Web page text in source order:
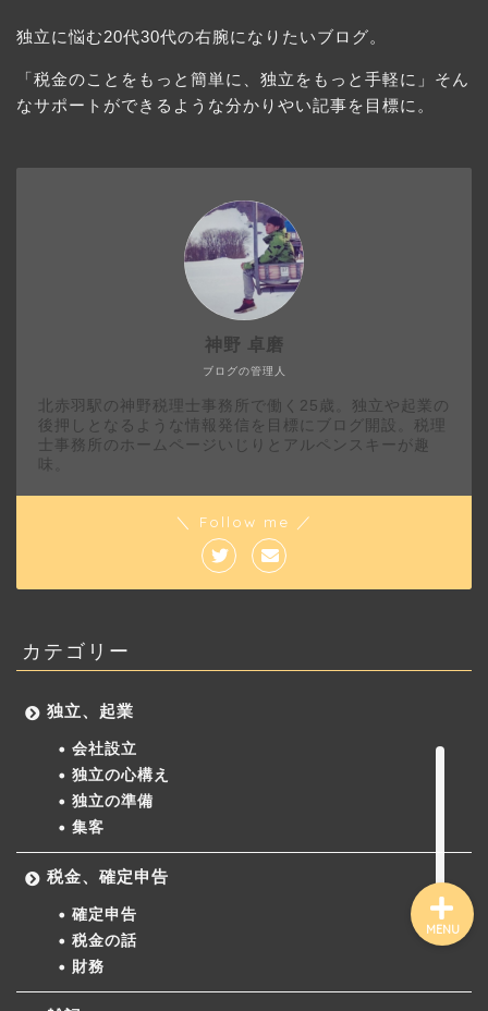
独立に悩む20代30代の右腕になりたいブログ。
「税金のことをもっと簡単に、独立をもっと手軽に」そん
なサポートができるような分かりやい記事を目標に。
ブログの管理人
神野 卓磨
北赤羽駅の神野税理士事務所で働く25歳。独立や起業の
後押しとなるような情報発信を目標にブログ開設。税理
士事務所のホームページいじりとアルペンスキーが趣
味。
＼ Follow me ／
カテゴリー
独立、起業
会社設立
独立の心構え
独立の準備
集客
税金、確定申告
確定申告
税金の話
財務
MENU